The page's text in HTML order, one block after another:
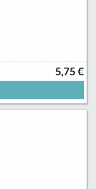
5,75 €